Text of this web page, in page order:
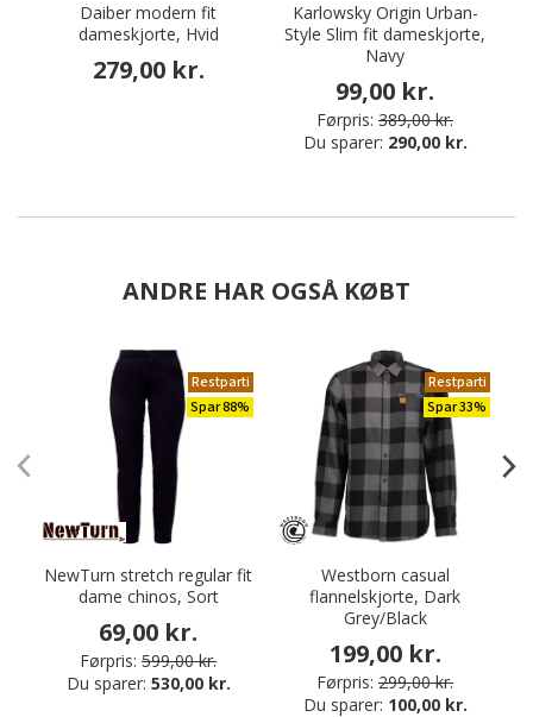
Daiber modern fit
dameskjorte, Hvid
279,00 kr.
Karlowsky Origin Urban-
Style Slim fit dameskjorte,
Navy
99,00 kr.
Førpris: 389,00 kr.
Du sparer: 290,00 kr.
ANDRE HAR OGSÅ KØBT
Restparti
Spar 88%
NewTurn stretch regular fit
dame chinos, Sort
69,00 kr.
Førpris: 599,00 kr.
Du sparer: 530,00 kr.
Restparti
Spar 33%
Westborn casual
flannelskjorte, Dark
Grey/Black
199,00 kr.
Førpris: 299,00 kr.
Du sparer: 100,00 kr.